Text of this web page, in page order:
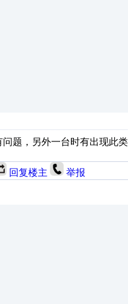
题，另外一台时有出现此
回复楼主 举报